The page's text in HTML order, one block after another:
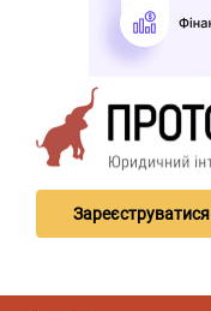
Зареєструватися